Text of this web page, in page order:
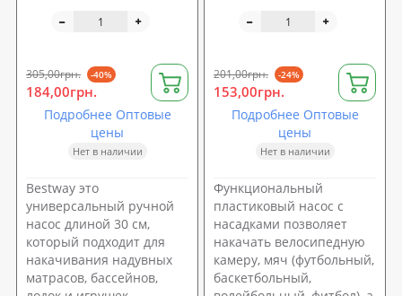
305,00грн. -40%
184,00грн.
Подробнее Оптовые
цены
Нет в наличии
Bestway это
универсальный ручной
насос длиной 30 см,
который подходит для
накачивания надувных
матрасов, бассейнов,
201,00грн. -24%
153,00грн.
Подробнее Оптовые
цены
Нет в наличии
Функциональный
пластиковый насос с
насадками позволяет
накачать велосипедную
камеру, мяч (футбольный,
баскетбольный,